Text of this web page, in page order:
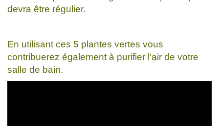
devra être régulier.
En utilisant ces 5 plantes vertes vous
contribuerez également à purifier l'air de votre
salle de bain.